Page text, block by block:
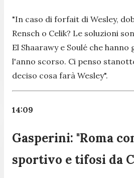
"In caso di forfait di Wesley,
Rensch o Celik? Le soluzioni
El Shaarawy e Soulé che
l'anno scorso. Ci penso
deciso cosa farà Wesley".
14:09
Gasperini: "Roma
sportivo e tifosi da